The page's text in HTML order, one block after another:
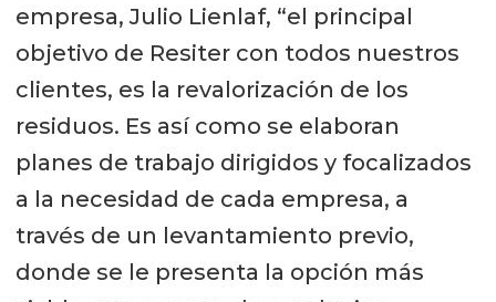
empresa, Julio Lienlaf, “el principal
objetivo de Resiter con todos nuestros
clientes, es la revalorización de los
residuos. Es así como se elaboran
planes de trabajo dirigidos y focalizados
a la necesidad de cada empresa, a
través de un levantamiento previo,
donde se le presenta la opción más